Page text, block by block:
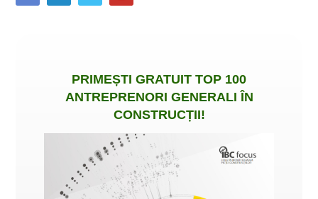
PRIMEȘTI GRATUIT TOP 100
ANTREPRENORI GENERALI ÎN
CONSTRUCȚII!